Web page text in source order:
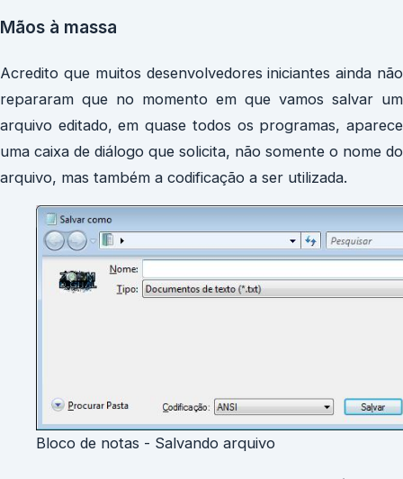
Mãos à massa
Acredito que muitos desenvolvedores iniciantes ainda não
repararam que no momento em que vamos salvar um
arquivo editado, em quase todos os programas, aparece
uma caixa de diálogo que solicita, não somente o nome do
arquivo, mas também a codificação a ser utilizada.
Bloco de notas - Salvando arquivo